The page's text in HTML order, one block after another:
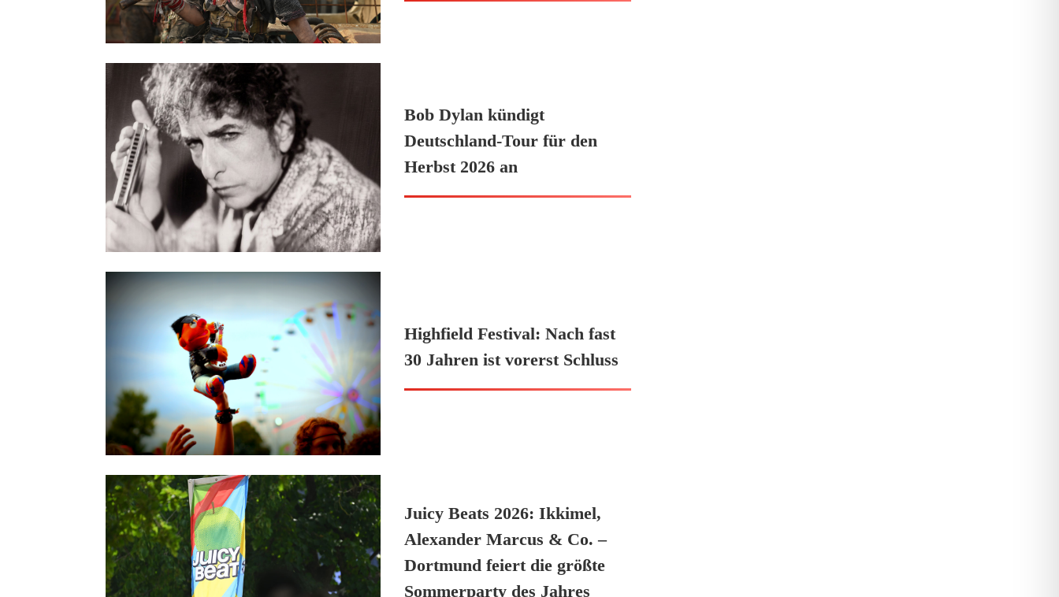
Bob Dylan kündigt
Deutschland-Tour für den
Herbst 2026 an
Highfield Festival: Nach fast
30 Jahren ist vorerst Schluss
Juicy Beats 2026: Ikkimel,
Alexander Marcus & Co. –
Dortmund feiert die größte
Sommerparty des Jahres